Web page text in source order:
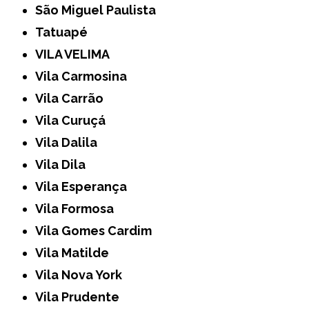
São Miguel Paulista
Tatuapé
VILA VELIMA
Vila Carmosina
Vila Carrão
Vila Curuçá
Vila Dalila
Vila Dila
Vila Esperança
Vila Formosa
Vila Gomes Cardim
Vila Matilde
Vila Nova York
Vila Prudente